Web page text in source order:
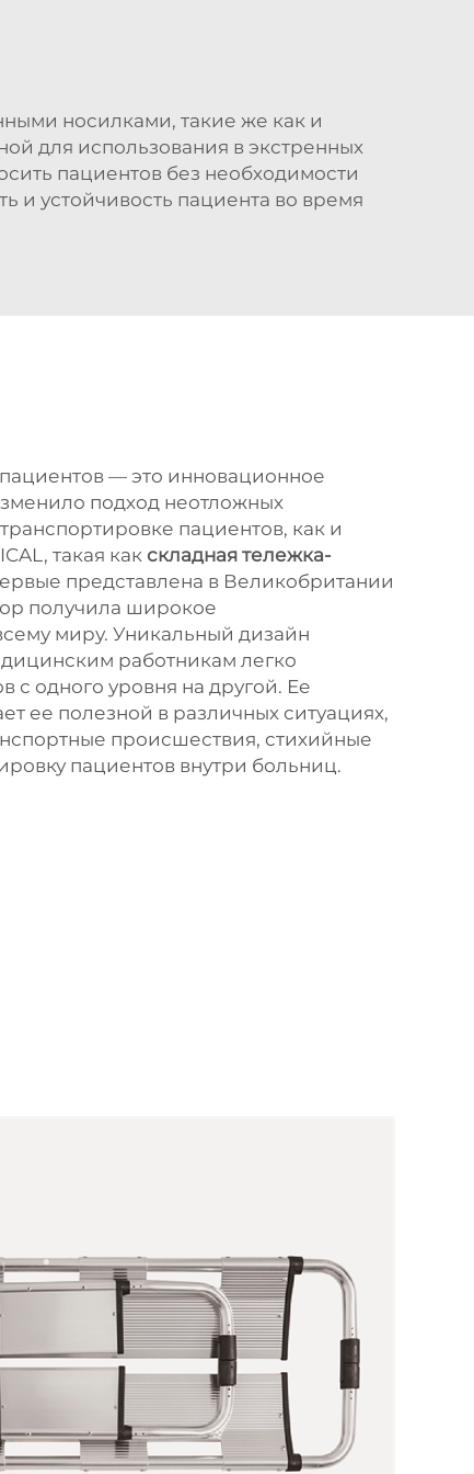
носилками, такие же как и
для использования в экстренных
пациентов без необходимости
и устойчивость пациента во время
— это инновационное
подход неотложных
пациентов, как и
такая как складная тележка-
представлена в Великобритании
получила широкое
миру. Уникальный дизайн
работникам легко
с одного уровня на другой. Ее
ее полезной в различных ситуациях,
происшествия, стихийные
пациентов внутри больниц.